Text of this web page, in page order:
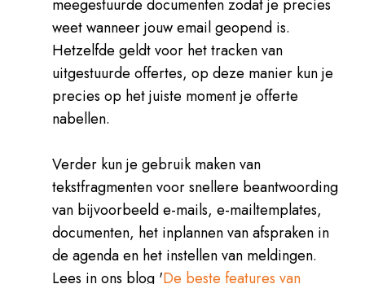
meegestuurde documenten zodat je precies
weet wanneer jouw email geopend is.
Hetzelfde geldt voor het tracken van
uitgestuurde offertes, op deze manier kun je
precies op het juiste moment je offerte
nabellen.
Verder kun je gebruik maken van
tekstfragmenten voor snellere beantwoording
van bijvoorbeeld e-mails, e-mailtemplates,
documenten, het inplannen van afspraken in
de agenda en het instellen van meldingen.
Lees in ons blog 'De beste features van